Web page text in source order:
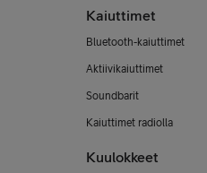
Kaiuttimet
Bluetooth-kaiuttimet
Aktiivikaiuttimet
Soundbarit
Kaiuttimet radiolla
Kuulokkeet